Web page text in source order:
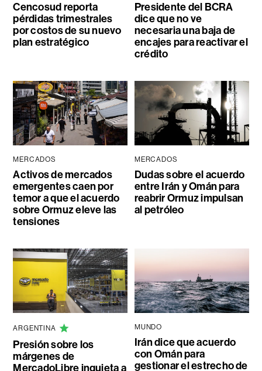
Cencosud reporta
pérdidas trimestrales
por costos de su nuevo
plan estratégico
Presidente del BCRA
dice que no ve
necesaria una baja de
encajes para reactivar el
crédito
MERCADOS
Activos de mercados
emergentes caen por
temor a que el acuerdo
sobre Ormuz eleve las
tensiones
MERCADOS
Dudas sobre el acuerdo
entre Irán y Omán para
reabrir Ormuz impulsan
al petróleo
ARGENTINA
Presión sobre los
márgenes de
MercadoLibre inquieta a
MUNDO
Irán dice que acuerdo
con Omán para
gestionar el estrecho de